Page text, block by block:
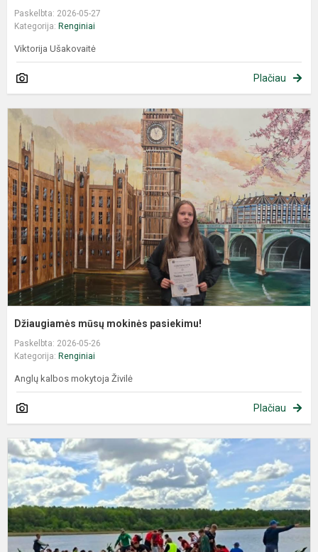
Paskelbta: 2026-05-27
Kategorija: Renginiai
Viktorija Ušakovaitė
Plačiau
Džiaugiamės mūsų mokinės pasiekimu!
Paskelbta: 2026-05-26
Kategorija: Renginiai
Anglų kalbos mokytoja Živilė
Plačiau